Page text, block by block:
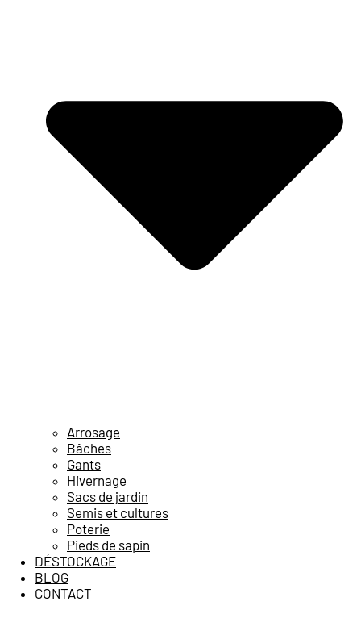
Arrosage
Bâches
Gants
Hivernage
Sacs de jardin
Semis et cultures
Poterie
Pieds de sapin
DÉSTOCKAGE
BLOG
CONTACT